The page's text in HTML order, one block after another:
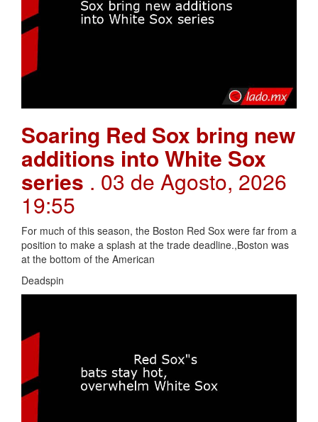
Soaring Red Sox bring new
additions into White Sox
series . 03 de Agosto, 2026
19:55
For much of this season, the Boston Red Sox were far from a
position to make a splash at the trade deadline.,Boston was
at the bottom of the American
Deadspin